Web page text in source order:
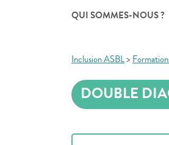
QUI SOMMES-NOUS ?
Inclusion ASBL>
DOUBLE